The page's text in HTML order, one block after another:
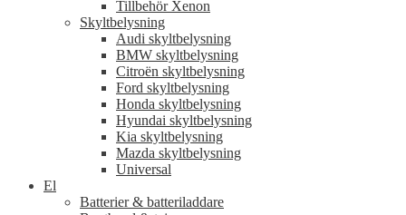
Tillbehör Xenon
Skyltbelysning
Audi skyltbelysning
BMW skyltbelysning
Citroën skyltbelysning
Ford skyltbelysning
Honda skyltbelysning
Hyundai skyltbelysning
Kia skyltbelysning
Mazda skyltbelysning
Universal
El
Batterier & batteriladdare